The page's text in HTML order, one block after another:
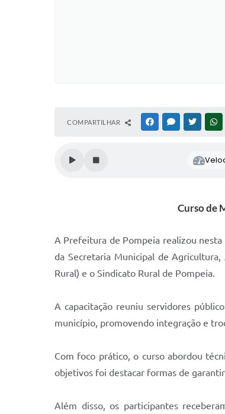
COMPARTILHAR FACEBOOKMESSENGER
TWITTER
Curso de
A Prefeitura de Pompeia realizou
da Secretaria Municipal de
Rural) e o Sindicato Rural de Pompeia.
A capacitação reuniu servidores
município, promovendo integração e
Com foco prático, o curso abordou
objetivos foi destacar formas de
Além disso, os participantes